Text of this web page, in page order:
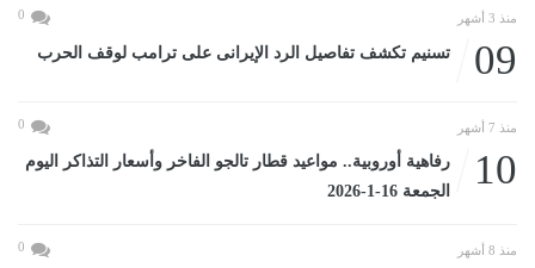
منذ 3 أشهر 0
09 تسنيم تكشف تفاصيل الرد الإيرانى على ترامب لوقف الحرب
منذ 7 أشهر 0
10
رفاهية أوروبية.. مواعيد قطار تالجو الفاخر وأسعار التذاكر اليوم
الجمعة 16-1-2026
منذ 8 أشهر 0